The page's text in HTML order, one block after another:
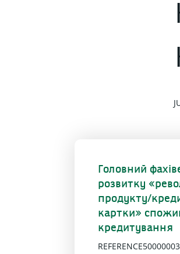
Головний
розвитку
продукту/
картки»
кредитування